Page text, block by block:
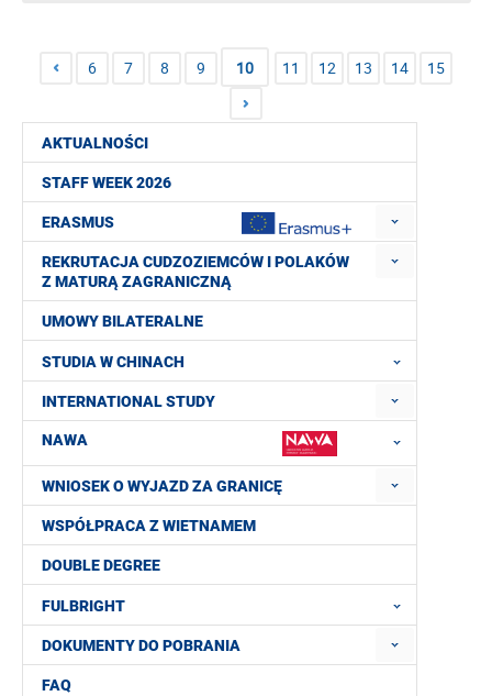
AKTUALNOŚCI
STAFF WEEK 2026
ERASMUS
REKRUTACJA CUDZOZIEMCÓW I POLAKÓW
Z MATURĄ ZAGRANICZNĄ
UMOWY BILATERALNE
STUDIA W CHINACH
INTERNATIONAL STUDY
NAWA
WNIOSEK O WYJAZD ZA GRANICĘ
WSPÓŁPRACA Z WIETNAMEM
DOUBLE DEGREE
FULBRIGHT
DOKUMENTY DO POBRANIA
FAQ
6 7 8 9 10 11 12 13 14 15